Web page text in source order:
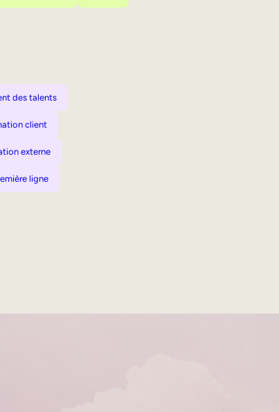
des talents
client
externe
ligne